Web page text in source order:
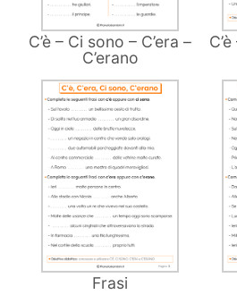
C’è – Ci sono – C’era –
C’erano
Frasi